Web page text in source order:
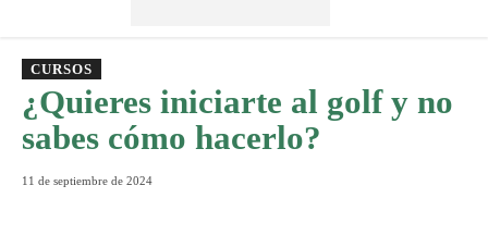
CURSOS
¿Quieres iniciarte al golf y no
sabes cómo hacerlo?
11 de septiembre de 2024